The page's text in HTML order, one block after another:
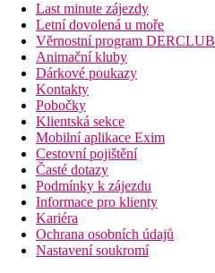
Last minute zájezdy
Letní dovolená u moře
Věrnostní program DERCLUB
Animační kluby
Dárkové poukazy
Kontakty
Pobočky
Klientská sekce
Mobilní aplikace Exim
Cestovní pojištění
Časté dotazy
Podmínky k zájezdu
Informace pro klienty
Kariéra
Ochrana osobních údajů
Nastavení soukromí